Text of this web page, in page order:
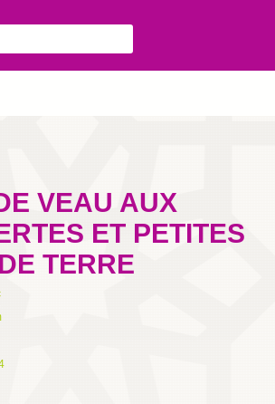
VEAU AUX
ET PETITES
TERRE